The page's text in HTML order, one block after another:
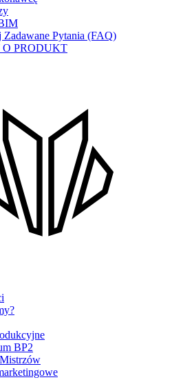
Zadawane Pytania (FAQ)
O PRODUKT
BP2